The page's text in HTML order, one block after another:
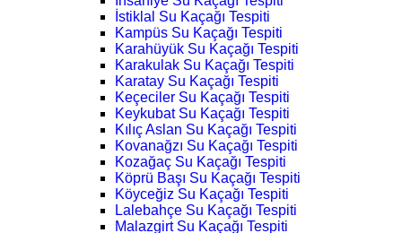
İstiklal Su Kaçağı Tespiti
Kampüs Su Kaçağı Tespiti
Karahüyük Su Kaçağı Tespiti
Karakulak Su Kaçağı Tespiti
Karatay Su Kaçağı Tespiti
Keçeciler Su Kaçağı Tespiti
Keykubat Su Kaçağı Tespiti
Kılıç Aslan Su Kaçağı Tespiti
Kovanağzı Su Kaçağı Tespiti
Kozağaç Su Kaçağı Tespiti
Köprü Başı Su Kaçağı Tespiti
Köyceğiz Su Kaçağı Tespiti
Lalebahçe Su Kaçağı Tespiti
Malazgirt Su Kaçağı Tespiti